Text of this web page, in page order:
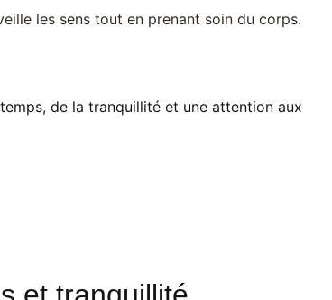
les sens tout en prenant soin du corps.
de la tranquillité et une attention aux